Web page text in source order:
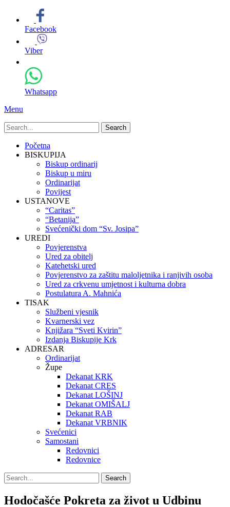
Facebook
Viber
Whatsapp
Menu
Search
for:
Primary
Menu
Skip
Početna
BISKUPIJA
Biskup ordinarij
Biskup u miru
Ordinarijat
Povijest
USTANOVE
“Caritas”
“Betanija”
Svećenički dom “Sv. Josipa”
UREDI
Povjerenstva
Ured za obitelj
Katehetski ured
Povjerenstvo za zaštitu maloljetnika i ranjivih osoba
Ured za crkvenu umjetnost i kulturna dobra
Postulatura A. Mahnića
TISAK
Službeni vjesnik
Kvarnerski vez
Knjižara “Sveti Kvirin”
Izdanja Biskupije Krk
ADRESAR
Ordinarijat
Župe
Dekanat KRK
Dekanat CRES
Dekanat LOŠINJ
Dekanat OMIŠALJ
Dekanat RAB
Dekanat VRBNIK
Svećenici
Samostani
Redovnici
Redovnice
Search
Search
for:
Hodočašće Pokreta za život u Udbinu